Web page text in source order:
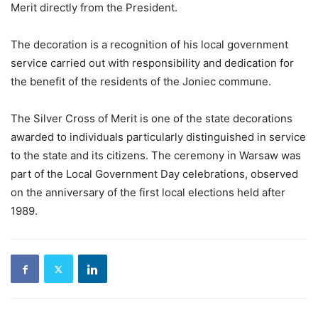
Merit directly from the President.
The decoration is a recognition of his local government
service carried out with responsibility and dedication for
the benefit of the residents of the Joniec commune.
The Silver Cross of Merit is one of the state decorations
awarded to individuals particularly distinguished in service
to the state and its citizens. The ceremony in Warsaw was
part of the Local Government Day celebrations, observed
on the anniversary of the first local elections held after
1989.